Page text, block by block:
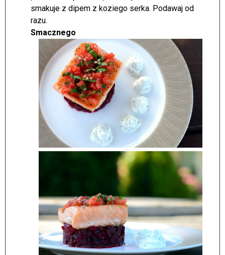
smakuje z dipem z koziego serka. Podawaj od
razu.
Smacznego